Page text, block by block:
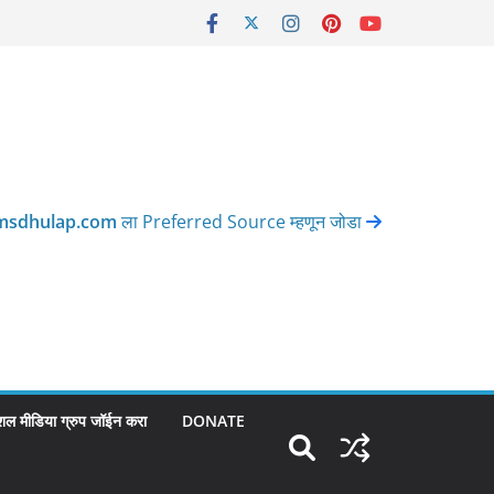
ला Preferred Source म्हणून जोडा
मीडिया ग्रुप जॉईन करा DONATE